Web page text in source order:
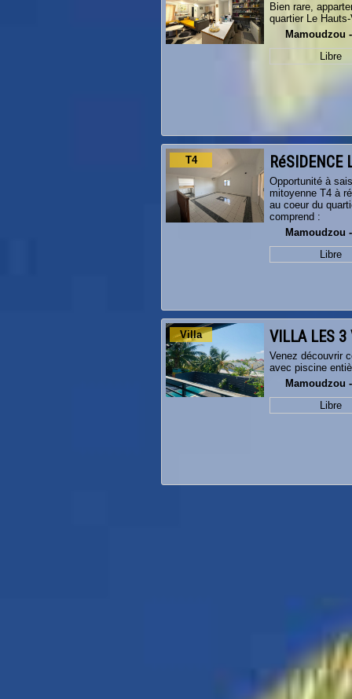
Bien rare,
quartier Le
Mamoudzou
Libre
T4 RéSIDENCE
Opportunité à
mitoyenne T4 à
au coeur du
comprend :
Mamoudzou
Libre
Villa VILLA LES 3
Venez découvrir
avec piscine
Mamoudzou
Libre